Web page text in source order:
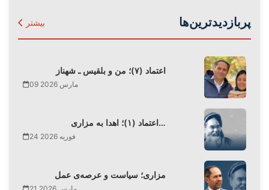
پربازدیدترین‌ها بیشتر
اعتماد (۷)؛ من و بلقیس ـ شهناز
09 مارس 2026
اعتماد (۱)؛ اهدا به مزاری…
24 فوریه 2026
مزاری؛ سیاست و عرصه‌ی عمل